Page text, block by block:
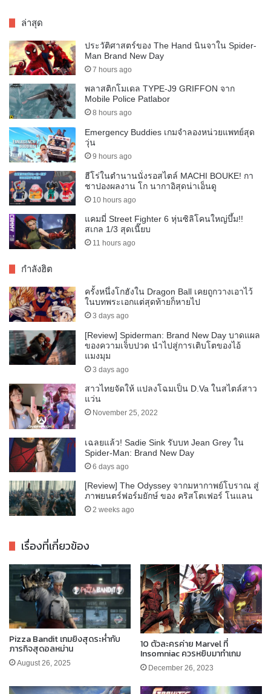
ล่าสุด
ประวัติศาสตร์ของ The Hand นินจาใน Spider-
Man Brand New Day
7 hours ago
พลาสติกโมเดล TYPE-J9 GRIFFON จาก
Mobile Police Patlabor
8 hours ago
Emergency Buddies เกมจำลองหน่วยแพทย์สุด
วุ่น
9 hours ago
ฮีโร่ในตำนานนั่งรอสไตล์ MACHI BOUKE! กา
ชาปองผลงาน โก นากาอิสุดน่าเอ็นดู
10 hours ago
แคมมี่ Street Fighter 6 หุ่นซิลิโคนใหญ่บึ้ม!!
สเกล 1/3 สุดเนี๊ยบ
11 hours ago
กำลังฮิต
ครั้งหนึ่งโกฮังใน Dragon Ball เคยถูกวางเอาไว้
ในบทพระเอกแต่สุดท้ายก็หายไป
3 days ago
[Review] Spiderman: Brand New Day บาดแผล
ของความเจ็บปวด นำไปสู่การเติบโตของไอ้
แมงมุม
3 days ago
สาวไทยจัดให้ แปลงโฉมเป็น D.Va ในสไตล์สาว
แว่น
November 25, 2022
เฉลยแล้ว! Sadie Sink รับบท Jean Grey ใน
Spider-Man: Brand New Day
6 days ago
[Review] The Odyssey จากมหากาพย์โบราณ สู่
ภาพยนตร์ฟอร์มยักษ์ ของ คริสโตเฟอร์ โนแลน
2 weeks ago
เรื่องที่เกี่ยวข้อง
Pizza Bandit เกมยิงสุดระห่ำกับ
ภารกิจสุดอลหม่าน
August 26, 2025
10 ตัวละครค่าย Marvel ที่
Insomniac ควรหยิบมาทำเกม
December 26, 2023